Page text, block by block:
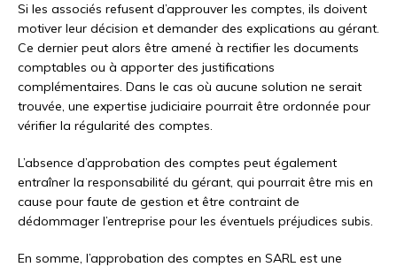
Si les associés refusent d’approuver les comptes, ils doivent
motiver leur décision et demander des explications au gérant.
Ce dernier peut alors être amené à rectifier les documents
comptables ou à apporter des justifications
complémentaires. Dans le cas où aucune solution ne serait
trouvée, une expertise judiciaire pourrait être ordonnée pour
vérifier la régularité des comptes.
L’absence d’approbation des comptes peut également
entraîner la responsabilité du gérant, qui pourrait être mis en
cause pour faute de gestion et être contraint de
dédommager l’entreprise pour les éventuels préjudices subis.
En somme, l’approbation des comptes en SARL est une